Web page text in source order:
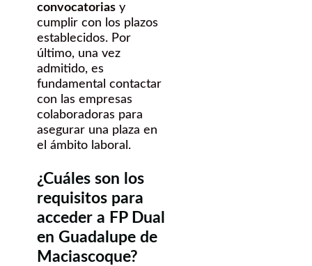
convocatorias y
cumplir con los plazos
establecidos. Por
último, una vez
admitido, es
fundamental contactar
con las empresas
colaboradoras para
asegurar una plaza en
el ámbito laboral.
¿Cuáles son los
requisitos para
acceder a FP Dual
en Guadalupe de
Maciascoque?